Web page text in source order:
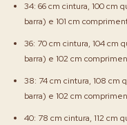
34: 66 cm cintura, 100 cm
barra) e 101 cm
36: 70 cm cintura, 104 cm
barra) e 102 cm
38: 74 cm cintura, 108 cm
barra) e 102 cm
40: 78 cm cintura, 112 cm